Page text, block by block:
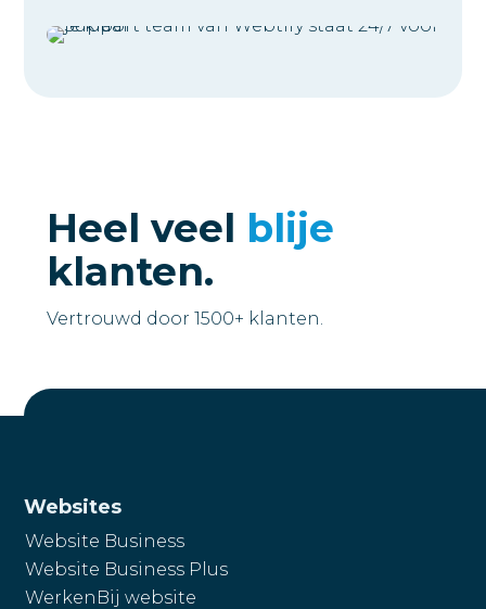
Heel veel blije
klanten.
Vertrouwd door 1500+ klanten.
Websites
Website Business
Website Business Plus
WerkenBij website